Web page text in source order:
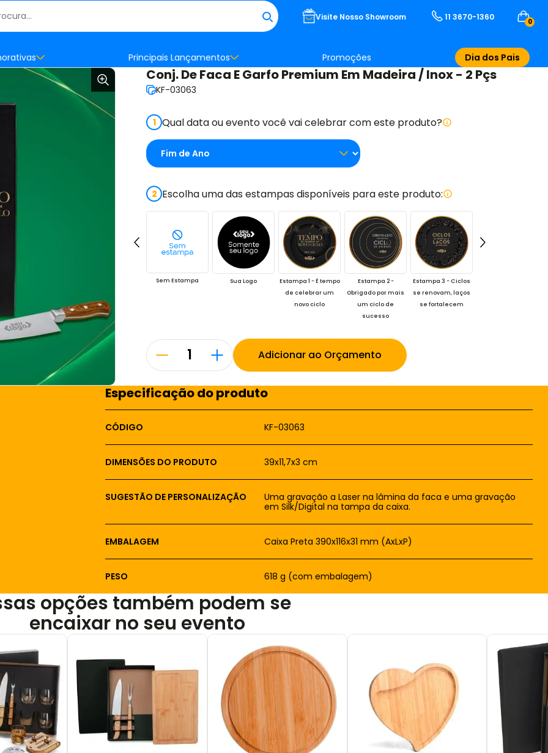
Visite Nosso Showroom 11 3670-1360 0
Principais Lançamentos Promoções Dia dos Pais
Conj. De Faca E Garfo Premium Em Madeira / Inox - 2 Pçs
KF-03063
1 Qual data ou evento você vai celebrar com este produto?
2 Escolha uma das estampas disponíveis para este produto:
Sem Estampa Sua Logo
Estampa 1 - É tempo
de celebrar um
novo ciclo
Estampa 2 -
Obrigado por mais
um ciclo de
sucesso
Estampa 3 - Ciclos
se renovam, laços
se fortalecem
Adicionar ao Orçamento
Especificação do produto
CÓDIGO KF-03063
DIMENSÕES DO PRODUTO 39x11,7x3 cm
SUGESTÃO DE PERSONALIZAÇÃO
Uma gravação a Laser na lâmina da faca e uma gravação
em Silk/Digital na tampa da caixa.
EMBALAGEM Caixa Preta 390x116x31 mm (AxLxP)
PESO 618 g (com embalagem)
opções também podem se
encaixar no seu evento